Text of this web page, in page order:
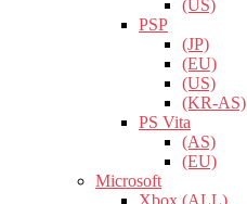
(US)
PSP
(JP)
(EU)
(US)
(KR-AS)
PS Vita
(AS)
(EU)
Microsoft